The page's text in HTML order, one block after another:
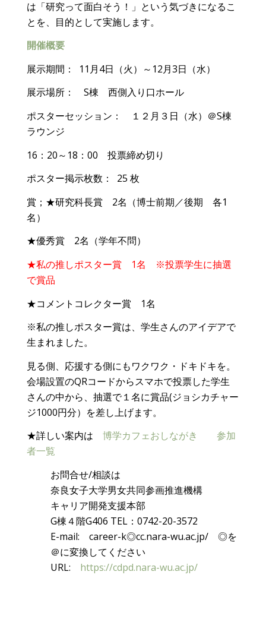
は「研究って面白そう！」という気づきになるこ
とを、目的として実施します。
開催概要
展示期間： 11月4日（火）～12月3日（水）
展示場所： S棟 西側入り口ホール
ポスターセッション： １２月３日（水）＠S棟
ラウンジ
16：20～18：00 投票締め切り
ポスター掲示枚数： 25 枚
賞；★研究科長賞 2名（博士前期／後期 各1
名）
★優秀賞 2名（学年不問）
★私の推しポスター賞 1名 ※投票学生に抽選
で賞品
★コメントコレクター賞 1名
※私の推しポスター賞は、学生さんのアイデアで
生まれました。
見る側、応援する側にもワクワク・ドキドキを。
会場設置のQRコードからスマホで投票した学生
さんの中から、抽選で１名に賞品(ジョシカチャー
ジ1000円分）を差し上げます。
★詳しい案内は博学カフェおしながき
参加
者一覧
お問合せ/相談は
奈良女子大学男女共同参画推進機構
キャリア開発支援本部
G棟４階G406 TEL：0742-20-3572
E-mail: career-k◎cc.nara-wu.ac.jp/ ◎を
＠に変換してください
URL: https://cdpd.nara-wu.ac.jp/